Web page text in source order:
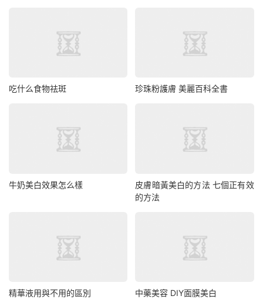
吃什么食物祛斑 珍珠粉護膚 美麗百科全書
牛奶美白效果怎么樣
皮膚暗黃美白的方法 七個正有效
的方法
精華液用與不用的區別 中藥美容 DIY面膜美白